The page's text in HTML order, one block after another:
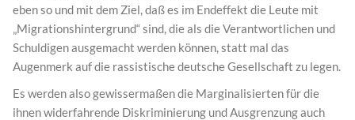
eben so und mit dem Ziel, daß es im Endeffekt die Leute mit
„Migrationshintergrund“ sind, die als die Verantwortlichen und
Schuldigen ausgemacht werden können, statt mal das
Augenmerk auf die rassistische deutsche Gesellschaft zu legen.
Es werden also gewissermaßen die Marginalisierten für die
ihnen widerfahrende Diskriminierung und Ausgrenzung auch